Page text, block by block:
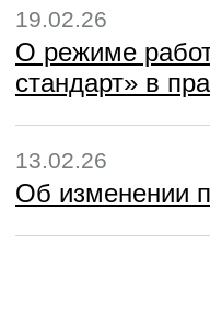
19.02.26
О режиме
стандарт» в
13.02.26
Об изменении